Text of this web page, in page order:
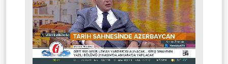
Unmute Stream